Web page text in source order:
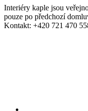
Interiéry kaple jsou
pouze po předchozí
Kontakt: +420 721 470